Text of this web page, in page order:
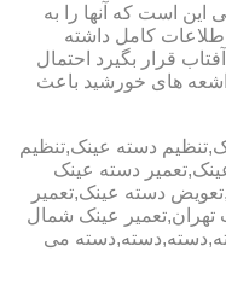
این است که آنها را به
کامل داشته
قرار بگیرد احتمال
اشعه های خورشید باعث
دسته عینک,تنظیم
دسته عینک
دسته عینک,تعمیر
تهران,تعمیر عینک شمال
می